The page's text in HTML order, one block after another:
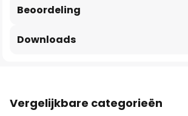
Beoordeling
Downloads
Vergelijkbare categorieën